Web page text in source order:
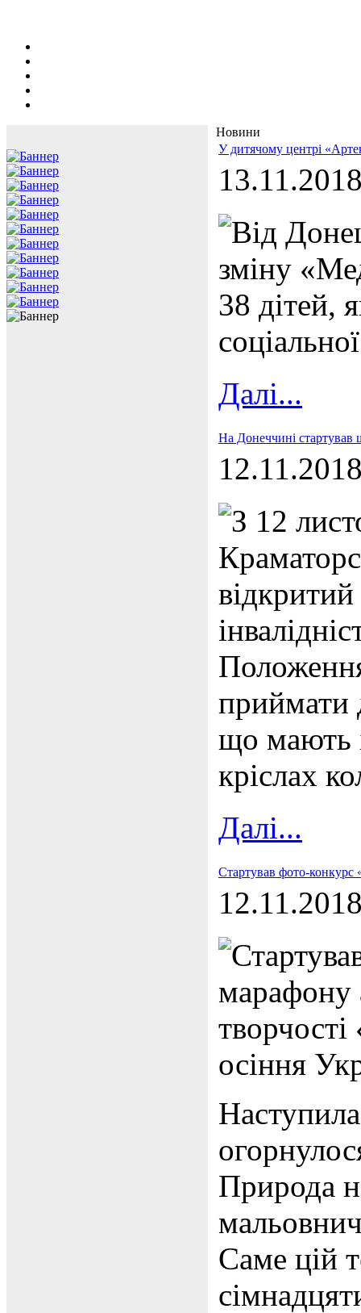
Новини
У дитячому центрі
Від
зміну
38 дітей,
Далі...
На Донеччині стартував
З 12
відкритий
приймати
що мають
кріслах
Далі...
Стартував фото-конкурс
марафону
осіння
Природа
Саме цій